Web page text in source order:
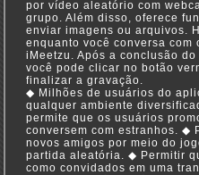
por vídeo aleatório com
grupo. Além disso, oferece
enviar imagens ou arquivos.
enquanto você conversa com
iMeetzu. Após a conclusão
você pode clicar no botão
finalizar a gravação.
◆ Milhões de usuários do
qualquer ambiente
permite que os usuários
conversem com estranhos. ◆
novos amigos por meio do
partida aleatória. ◆ Permitir
como convidados em uma